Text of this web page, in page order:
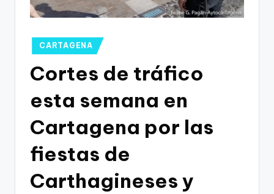
Publicado
en
CARTAGENA
Cortes de tráfico
esta semana en
Cartagena por las
fiestas de
Carthagineses y